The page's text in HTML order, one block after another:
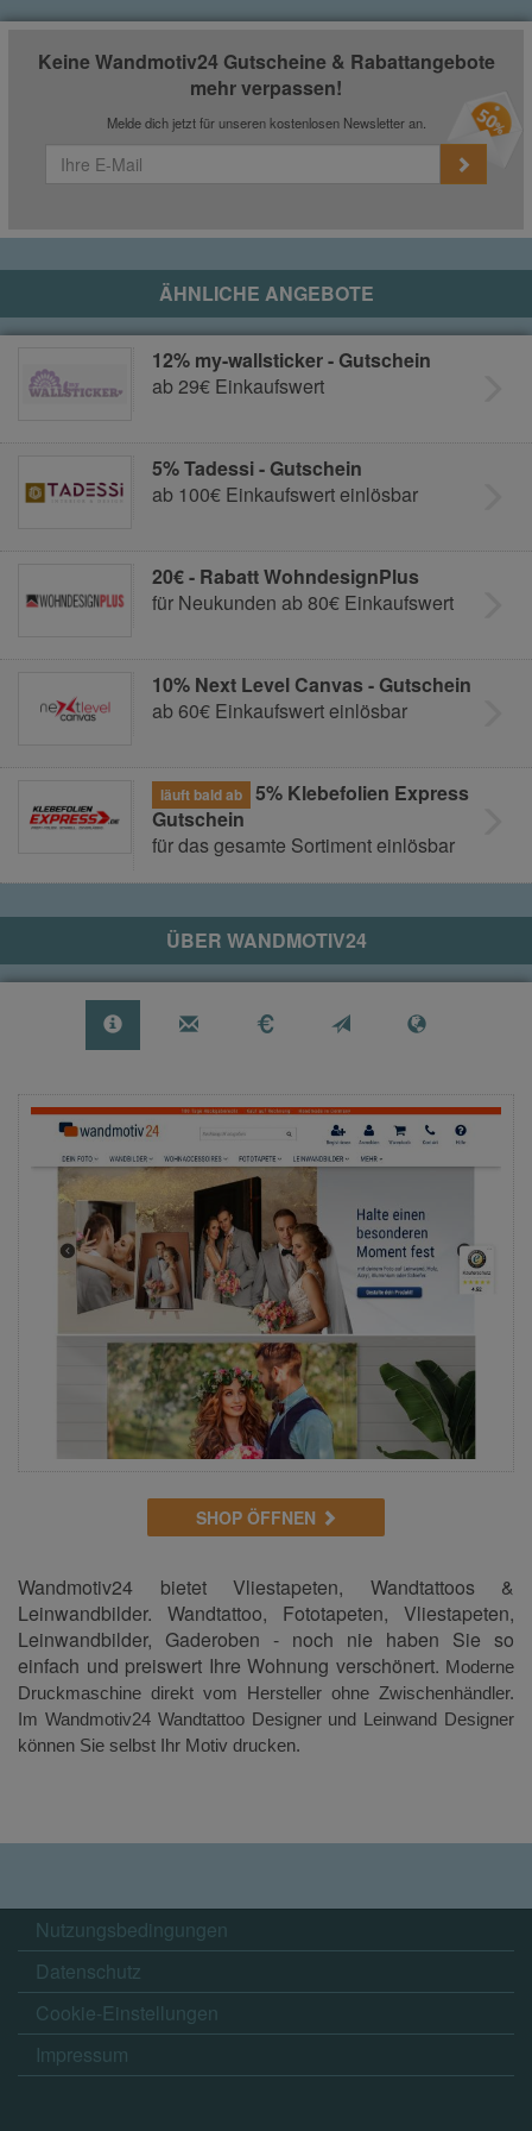
Keine Wandmotiv24 Gutscheine & Rabattangebote
mehr verpassen!
Melde dich jetzt für unseren kostenlosen Newsletter an.
ÄHNLICHE ANGEBOTE
12% my-wallsticker - Gutschein
ab 29€ Einkaufswert
5% Tadessi - Gutschein
ab 100€ Einkaufswert einlösbar
20€ - Rabatt WohndesignPlus
für Neukunden ab 80€ Einkaufswert
10% Next Level Canvas - Gutschein
ab 60€ Einkaufswert einlösbar
läuft bald ab
5% Klebefolien Express
Gutschein
für das gesamte Sortiment einlösbar
ÜBER WANDMOTIV24
SHOP ÖFFNEN
Wandmotiv24 bietet Vliestapeten, Wandtattoos &
Leinwandbilder. Wandtattoo, Fototapeten, Vliestapeten,
Leinwandbilder, Gaderoben - noch nie haben Sie so
einfach und preiswert Ihre Wohnung verschönert. Moderne
Druckmaschine direkt vom Hersteller ohne Zwischenhändler.
Im Wandmotiv24 Wandtattoo Designer und Leinwand Designer
können Sie selbst Ihr Motiv drucken.
Nutzungsbedingungen
Datenschutz
Cookie-Einstellungen
Impressum